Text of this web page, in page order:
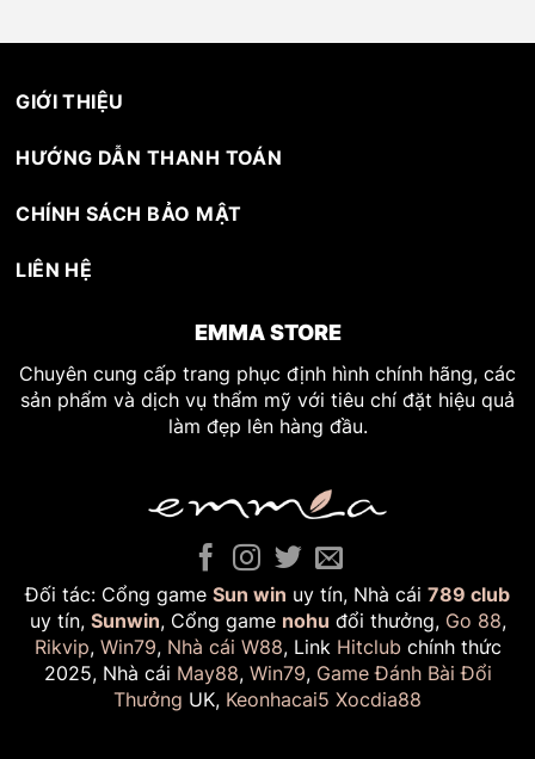
GIỚI THIỆU
HƯỚNG DẪN THANH TOÁN
CHÍNH SÁCH BẢO MẬT
LIÊN HỆ
EMMA STORE
Chuyên cung cấp trang phục định hình chính hãng, các
sản phẩm và dịch vụ thẩm mỹ với tiêu chí đặt hiệu quả
làm đẹp lên hàng đầu.
Đối tác: Cổng game Sun win uy tín, Nhà cái 789 club
uy tín, Sunwin, Cổng game nohu đổi thưởng, Go 88,
Rikvip, Win79, Nhà cái W88, Link Hitclub chính thức
2025, Nhà cái May88, Win79, Game Đánh Bài Đổi
Thưởng UK, Keonhacai5 Xocdia88